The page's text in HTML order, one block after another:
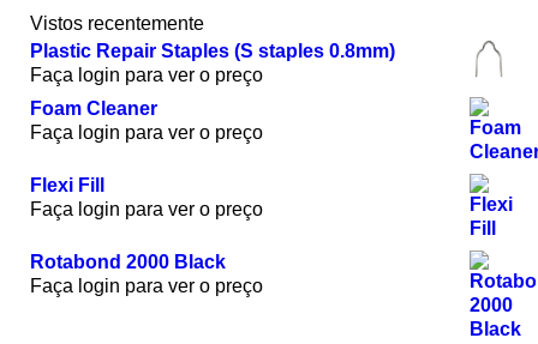
Vistos recentemente
Plastic Repair Staples (S staples 0.8mm)
Faça login para ver o preço
Foam Cleaner
Faça login para ver o preço
Flexi Fill
Faça login para ver o preço
Rotabond 2000 Black
Faça login para ver o preço